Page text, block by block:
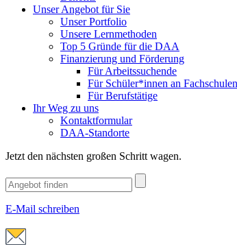
Unser Angebot für Sie
Unser Portfolio
Unsere Lernmethoden
Top 5 Gründe für die DAA
Finanzierung und Förderung
Für Arbeitssuchende
Für Schüler*innen an Fachschulen
Für Berufstätige
Ihr Weg zu uns
Kontaktformular
DAA-Standorte
Jetzt den nächsten großen Schritt wagen.
E-Mail schreiben